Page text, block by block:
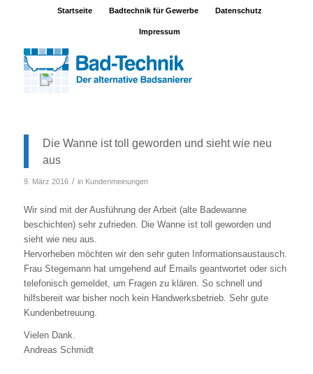
Startseite Badtechnik für Gewerbe Datenschutz
Impressum
Die Wanne ist toll geworden und sieht wie neu
aus
9. März 2016 / in Kundenmeinungen
Wir sind mit der Ausführung der Arbeit (alte Badewanne
beschichten) sehr zufrieden. Die Wanne ist toll geworden und
sieht wie neu aus.
Hervorheben möchten wir den sehr guten Informationsaustausch.
Frau Stegemann hat umgehend auf Emails geantwortet oder sich
telefonisch gemeldet, um Fragen zu klären. So schnell und
hilfsbereit war bisher noch kein Handwerksbetrieb. Sehr gute
Kundenbetreuung.
Vielen Dank.
Andreas Schmidt